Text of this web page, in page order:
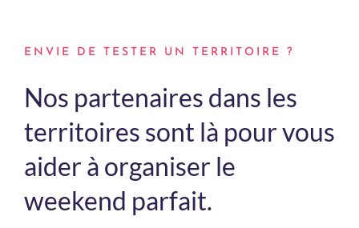
ENVIE DE TESTER UN TERRITOIRE ?
Nos partenaires dans les
territoires sont là pour vous
aider à organiser le
weekend parfait.